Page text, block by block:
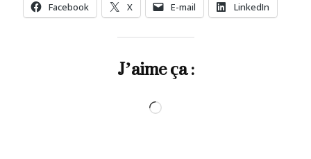
Facebook X E-mail LinkedIn
J’aime ça :
Chargement…